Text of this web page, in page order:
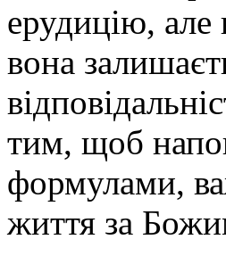
ерудицію, але
вона
тим, щоб
формулами,
життя за